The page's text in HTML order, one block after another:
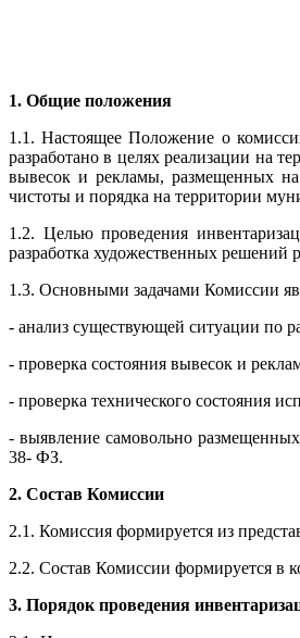
1. Общие положения
1.1. Настоящее Положение о
разработано в целях реализации на
вывесок и рекламы, размещенных на
чистоты и порядка на территории
1.2. Целью проведения
разработка художественных решений
1.3. Основными задачами Комиссии
- анализ существующей ситуации по
- проверка состояния вывесок и
- проверка технического состояния
- выявление самовольно
38- ФЗ.
2. Состав Комиссии
2.1. Комиссия формируется из
2.2. Состав Комиссии формируется в
3. Порядок проведения